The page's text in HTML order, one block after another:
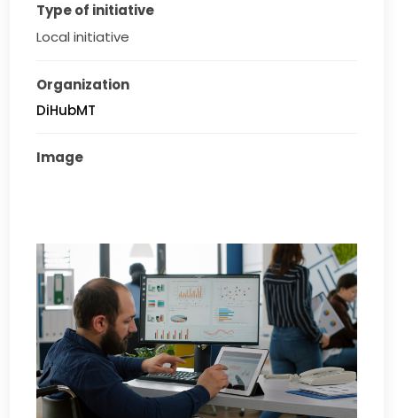
Type of initiative
Local initiative
Organization
DiHubMT
Image